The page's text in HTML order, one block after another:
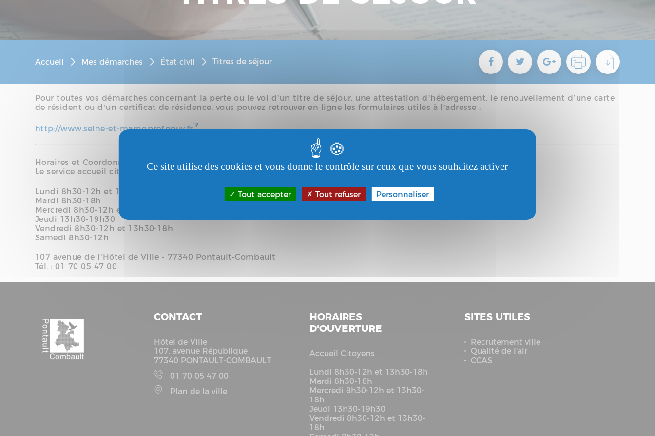
Accueil Mes démarches État civil Titres de séjour
Pour toutes vos démarches concernant la perte ou le vol d’un titre de séjour, une attestation d’hébergement, le renouvellement d’une carte
de résident ou d’un certificat de résidence, vous pouvez retrouver en ligne les formulaires utiles à l’adresse :
http://www.seine-et-marne.pref.gouv.fr
Horaires et Coordonnées :
Le service accueil citoyen est ouvert :
Lundi 8h30-12h et 13h30-18h
Mardi 8h30-18h
Mercredi 8h30-12h et 13h30-18h
Jeudi 13h30-19h30
Vendredi 8h30-12h et 13h30-18h
Samedi 8h30-12h
107 avenue de l’Hôtel de Ville - 77340 Pontault-Combault
Tél. : 01 70 05 47 00
CONTACT
Hôtel de Ville
107, avenue République
77340 PONTAULT-COMBAULT
01 70 05 47 00
Plan de la ville
HORAIRES
D'OUVERTURE
Accueil Citoyens
Lundi 8h30-12h et 13h30-18h
Mardi 8h30-18h
Mercredi 8h30-12h et 13h30-
18h
Jeudi 13h30-19h30
Vendredi 8h30-12h et 13h30-
18h
SITES UTILES
Recrutement ville
Qualité de l'air
CCAS
Ce site utilise des cookies et vous donne le contrôle sur ceux que vous souhaitez activer
Tout accepter Tout refuser Personnaliser